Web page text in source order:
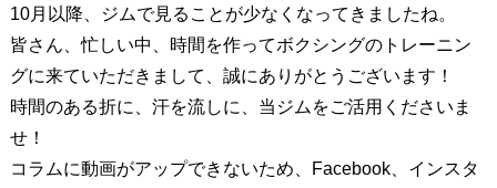
10月以降、ジムで見ることが少なくなってきましたね。
皆さん、忙しい中、時間を作ってボクシングのトレーニン
グに来ていただきまして、誠にありがとうございます！
時間のある折に、汗を流しに、当ジムをご活用くださいま
せ！
コラムに動画がアップできないため、Facebook、インスタ